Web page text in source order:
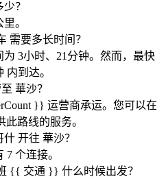
？
。
需要多长时间？
3小时、21分钟。然而，最快
内到达。
華沙？
}} 运营商承运。您可以在
路线的服务。
开往 華沙？
个连接。
{{ 交通 }} 什么时候出发？